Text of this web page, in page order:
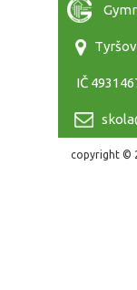
IČ
copyright ©